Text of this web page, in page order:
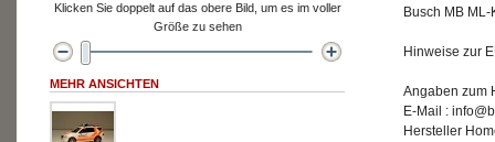
Busch MB
Hinweise zur
Angaben zum
E-Mail :
Hersteller
Klicken Sie doppelt auf das obere Bild, um es im voller
Größe zu sehen
MEHR ANSICHTEN